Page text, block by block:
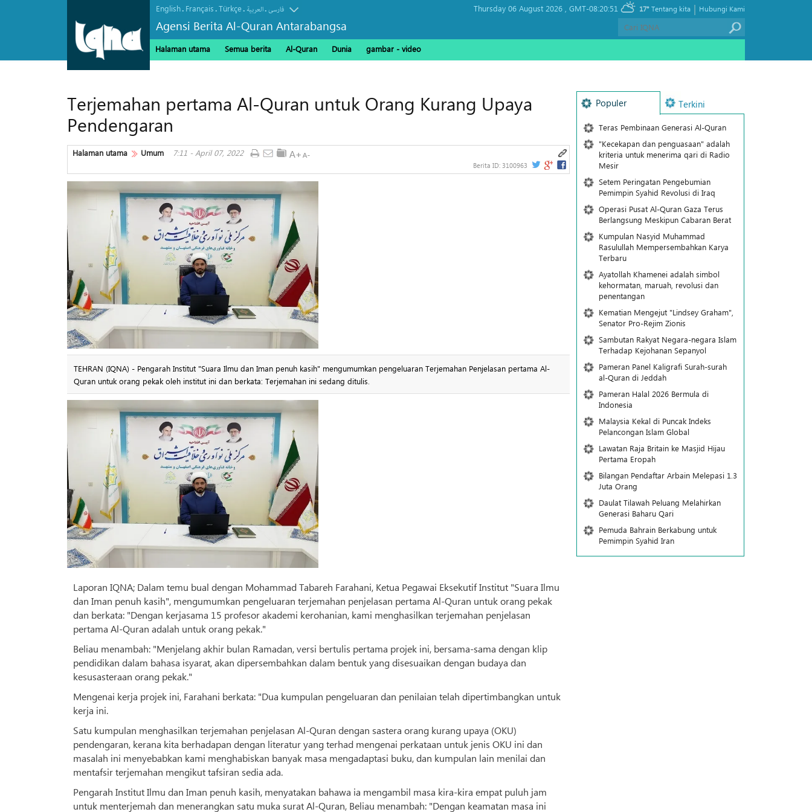
English. Français.Türkçe. العربیة.فارسی
Agensi Berita Al-Quran Antarabangsa
Thursday 06 August 2026 , GMT-08:20:51 17° Hubungi Kami
|
Tentang kita
Halaman utama Semua berita Al-Quran Dunia gambar - video
Terjemahan pertama Al-Quran untuk Orang Kurang Upaya
Pendengaran
Halaman utama Umum 7:11 - April 07, 2022
Berita ID: 3100963
TEHRAN (IQNA) - Pengarah Institut "Suara Ilmu dan Iman penuh kasih" mengumumkan pengeluaran Terjemahan Penjelasan pertama Al-
Quran untuk orang pekak oleh institut ini dan berkata: Terjemahan ini sedang ditulis.
Laporan IQNA; Dalam temu bual dengan Mohammad Tabareh Farahani, Ketua Pegawai Eksekutif Institut "Suara Ilmu
dan Iman penuh kasih", mengumumkan pengeluaran terjemahan penjelasan pertama Al-Quran untuk orang pekak
dan berkata: "Dengan kerjasama 15 profesor akademi kerohanian, kami menghasilkan terjemahan penjelasan
pertama Al-Quran adalah untuk orang pekak."
Beliau menambah: "Menjelang akhir bulan Ramadan, versi bertulis pertama projek ini, bersama-sama dengan klip
pendidikan dalam bahasa isyarat, akan dipersembahkan dalam bentuk yang disesuaikan dengan budaya dan
kesusasteraan orang pekak."
Mengenai kerja projek ini, Farahani berkata: "Dua kumpulan pengeluaran dan penilaian telah dipertimbangkan untuk
kerja ini.
Satu kumpulan menghasilkan terjemahan penjelasan Al-Quran dengan sastera orang kurang upaya (OKU)
pendengaran, kerana kita berhadapan dengan literatur yang terhad mengenai perkataan untuk jenis OKU ini dan
masalah ini menyebabkan kami menghabiskan banyak masa mengadaptasi buku, dan kumpulan lain menilai dan
mentafsir terjemahan mengikut tafsiran sedia ada.
Pengarah Institut Ilmu dan Iman penuh kasih, menyatakan bahawa ia mengambil masa kira-kira empat puluh jam
untuk menterjemah dan menerangkan satu muka surat Al-Quran, Beliau menambah: "Dengan keamatan masa ini
Populer Terkini
Teras Pembinaan Generasi Al-Quran
"Kecekapan dan penguasaan" adalah
kriteria untuk menerima qari di Radio
Mesir
Setem Peringatan Pengebumian
Pemimpin Syahid Revolusi di Iraq
Operasi Pusat Al-Quran Gaza Terus
Berlangsung Meskipun Cabaran Berat
Kumpulan Nasyid Muhammad
Rasulullah Mempersembahkan Karya
Terbaru
Ayatollah Khamenei adalah simbol
kehormatan, maruah, revolusi dan
penentangan
Kematian Mengejut "Lindsey Graham",
Senator Pro-Rejim Zionis
Sambutan Rakyat Negara-negara Islam
Terhadap Kejohanan Sepanyol
Pameran Panel Kaligrafi Surah-surah
al-Quran di Jeddah
Pameran Halal 2026 Bermula di
Indonesia
Malaysia Kekal di Puncak Indeks
Pelancongan Islam Global
Lawatan Raja Britain ke Masjid Hijau
Pertama Eropah
Bilangan Pendaftar Arbain Melepasi 1.3
Juta Orang
Daulat Tilawah Peluang Melahirkan
Generasi Baharu Qari
Pemuda Bahrain Berkabung untuk
Pemimpin Syahid Iran